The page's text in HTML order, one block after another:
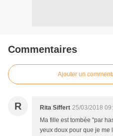
Commentaires
Ajouter un
R Rita Siffert 25/03/2018
Ma fille est tombée "par
yeux doux pour que je me